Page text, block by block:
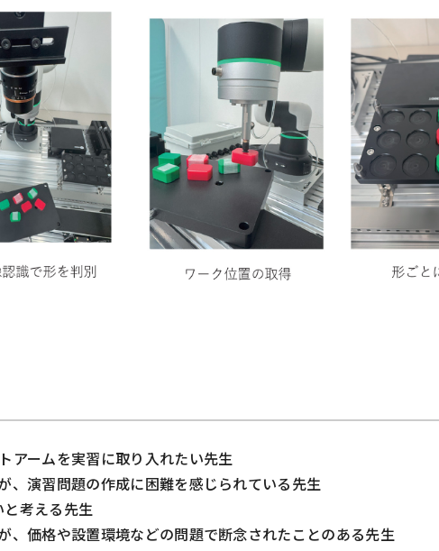
アームを実習に取り入れたい先生
、演習問題の作成に困難を感じられている先生
考える先生
、価格や設置環境などの問題で断念されたことのある先生